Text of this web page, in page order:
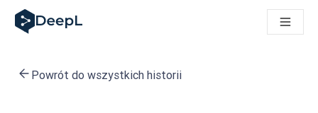
DeepL dla agentów AI
Translation Flow w DeepL: Nowe procesy oparte na AI dla
Poznaj Translation Flow: Lokalizacja, która automatyzuje
Powrót do wszystkich historii